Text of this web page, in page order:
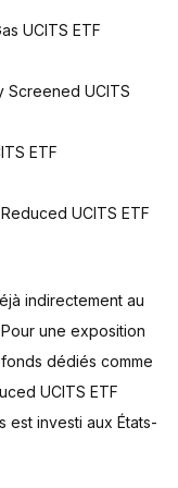
UCITS ETF
Screened UCITS
ETF
UCITS ETF
indirectement au
une exposition
dédiés comme
UCITS ETF
est investi aux États-